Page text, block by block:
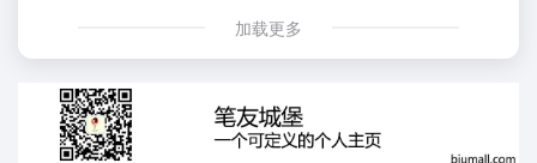
加载更多